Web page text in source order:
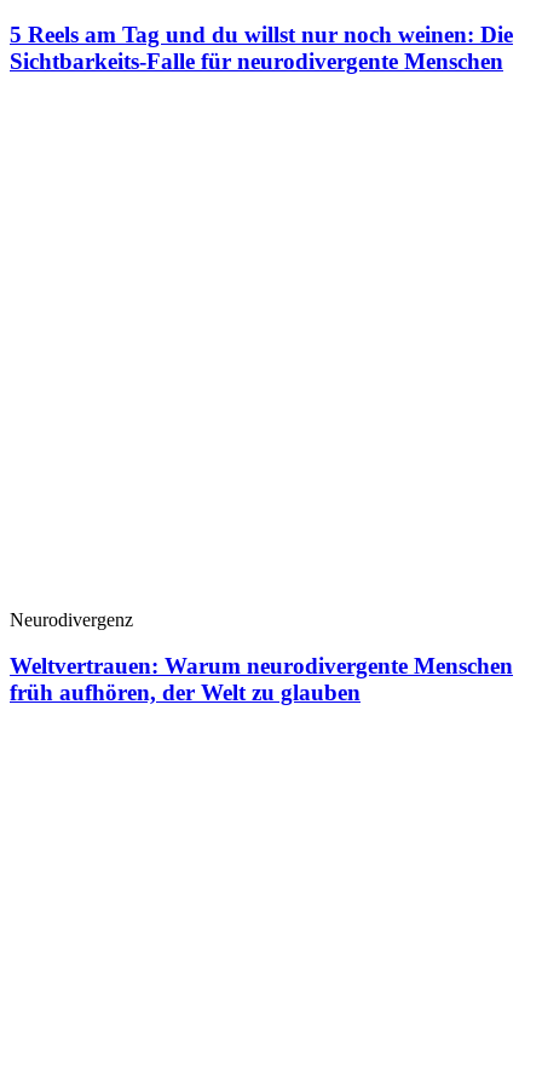
5 Reels am Tag und du willst nur noch weinen: Die
Sichtbarkeits-Falle für neurodivergente Menschen
Neurodivergenz
Weltvertrauen: Warum neurodivergente Menschen
früh aufhören, der Welt zu glauben